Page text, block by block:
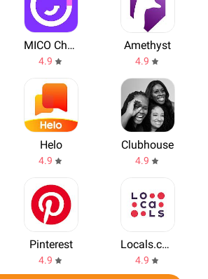
MICO Chat: Make New Friends & Live Chat
4.9
Amethyst
4.9
Helo
4.9
Clubhouse
4.9
Pinterest
4.9
Locals.com
4.9